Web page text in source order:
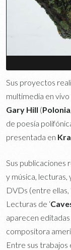
Sus proyectos
multimedia en
Gary Hill (Polonia
de poesía
presentada en
Sus publicaciones
y música, lecturas,
DVDs (entre ellas,
Lecturas de ‘
aparecen
compositora
Entre sus trabajos